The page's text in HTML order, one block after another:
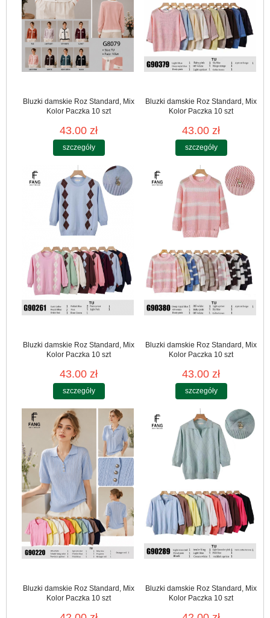
Bluzki damskie Roz Standard, Mix
Kolor Paczka 10 szt
43.00 zł
szczegóły
Bluzki damskie Roz Standard, Mix
Kolor Paczka 10 szt
43.00 zł
szczegóły
Bluzki damskie Roz Standard, Mix
Kolor Paczka 10 szt
43.00 zł
szczegóły
Bluzki damskie Roz Standard, Mix
Kolor Paczka 10 szt
43.00 zł
szczegóły
Bluzki damskie Roz Standard, Mix
Kolor Paczka 10 szt
Bluzki damskie Roz Standard, Mix
Kolor Paczka 10 szt